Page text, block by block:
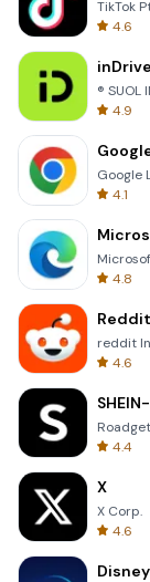
TikTok
4.6
® SUOL
4.9
Google
4.1
4.8
Reddit
reddit
4.6
4.4
X
X Corp.
4.6